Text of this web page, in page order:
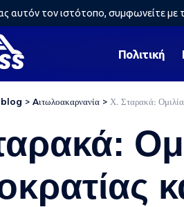
αυτόν τον ιστότοπο, συμφωνείτε με
Πολιτική
blog > Aιτωλοακαρνανία > Χ. Σταρακά: